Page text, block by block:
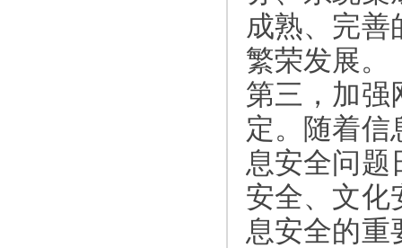
成熟、完善
繁荣发展。
第三，加强
定。随着信
息安全问题
安全、文化
息安全的重